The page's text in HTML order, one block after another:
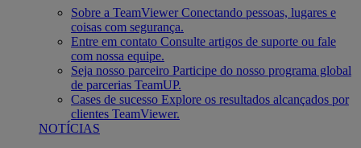
Sobre a TeamViewer Conectando pessoas, lugares e
coisas com segurança.
Entre em contato Consulte artigos de suporte ou fale
com nossa equipe.
Seja nosso parceiro Participe do nosso programa global
de parcerias TeamUP.
Cases de sucesso Explore os resultados alcançados por
clientes TeamViewer.
NOTÍCIAS